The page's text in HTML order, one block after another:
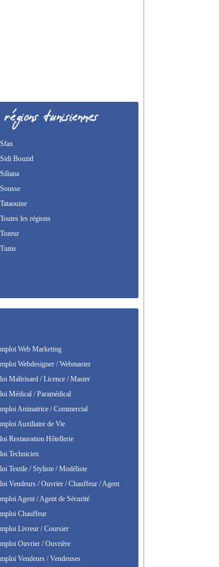
Bouzid
les régions
Web Marketing
Webdesigner / Webmaster
Maîtrisard / Licence / Master
Médical / Paramédical
Animatrice / Commercial
Auxiliaire de Vie
Restauration Hôtellerie
Technicien
Textile / Styliste / Modéliste
Vendeurs / Ouvrier / Chauffeur / Agent
Agent / Agent de Sécurité
Chauffeur
Livreur / Coursier
Ouvrier / Ouvrière
Vendeurs / Vendeuses